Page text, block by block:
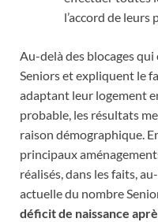
l’accord de
Au-delà des blocages
Seniors et expliquent le
adaptant leur logement
probable, les résultats
raison démographique.
principaux
réalisés, dans les faits,
actuelle du nombre
déficit de naissance